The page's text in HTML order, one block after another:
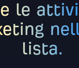
le
lista.